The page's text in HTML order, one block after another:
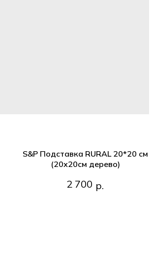
S&P Подставка RURAL 20*20 см
(20х20см дерево)
(20х20см дерево)
2 700 р.